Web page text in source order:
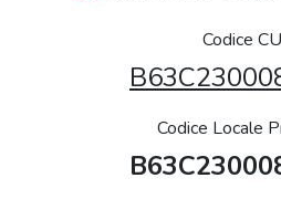
Codice
Codice Locale